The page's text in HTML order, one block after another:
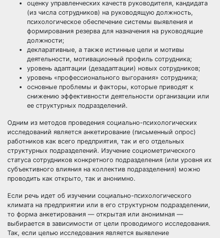
оценку управленческих качеств руководителя, кандидата
(из числа сотрудников) на руководящую должность,
психологическое обеспечение системы выявления и
формирования резерва для назначения на руководящие
должности;
декларативные, а также истинные цели и мотивы
деятельности, мотивационный профиль сотрудника;
уровень адаптации (дезадаптации) новых сотрудников;
уровень «профессионального выгорания» сотрудника;
основные проблемы и факторы, которые приводят к
снижению эффективности деятельности организации или
ее структурных подразделений.
Одним из методов проведения социально-психологических
исследований является анкетирование (письменный опрос)
работников как всего предприятия, так и его отдельных
структурных подразделений. Изучение социометрического
статуса сотрудников конкретного подразделения (или уровня их
субъективного влияния на коллектив подразделения) можно
проводить как открыто, так и анонимно.
Если речь идет об изучении социально-психологического
климата на предприятии или в его структурном подразделении,
то форма анкетирования — открытая или анонимная —
выбирается в зависимости от цели проводимого исследования.
Так, если целью исследования является выявление